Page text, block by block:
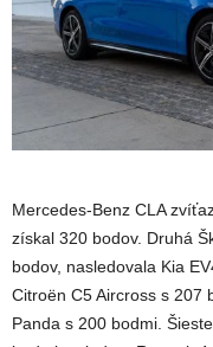
Mercedes-Benz CLA
získal 320 bodov. Druhá
bodov, nasledovala Kia
Citroën C5 Aircross s 207
Panda s 200 bodmi.